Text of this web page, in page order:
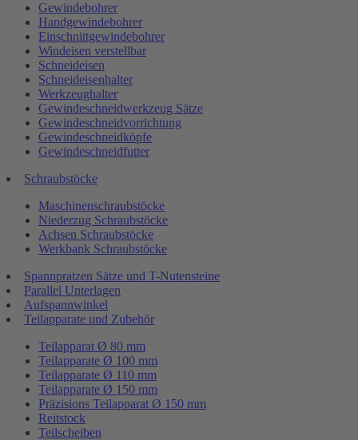
Gewindebohrer
Handgewindebohrer
Einschnittgewindebohrer
Windeisen verstellbar
Schneideisen
Schneideisenhalter
Werkzeughalter
Gewindeschneidwerkzeug Sätze
Gewindeschneidvorrichtung
Gewindeschneidköpfe
Gewindeschneidfutter
Schraubstöcke
Maschinenschraubstöcke
Niederzug Schraubstöcke
Achsen Schraubstöcke
Werkbank Schraubstöcke
Spannpratzen Sätze und T-Nutensteine
Parallel Unterlagen
Aufspannwinkel
Teilapparate und Zubehör
Teilapparat Ø 80 mm
Teilapparate Ø 100 mm
Teilapparate Ø 110 mm
Teilapparate Ø 150 mm
Präzisions Teilapparat Ø 150 mm
Reitstock
Teilscheiben